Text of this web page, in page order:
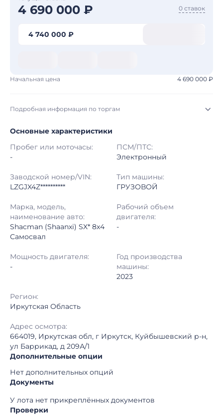
4 690 000 ₽ 0 ставок
4 740 000 ₽
Начальная цена 4 690 000 ₽
Подробная информация по торгам
Начало торгов: 04.08.2026, 02:27 МСК
12.08.2026, 01:50 МСК
Тип аукциона: Открытые торги
Шаг торгов: 50 000 ₽
Кол-во ставок:
Регион: Иркутская Область
Основные характеристики
Пробег или моточасы:
-
ПСМ/ПТС:
Электронный
Заводской номер/VIN:
LZGJX4Z**********
Тип машины:
ГРУЗОВОЙ
Марка, модель,
наименование авто:
Shacman (Shaanxi) SX* 8x4
Самосвал
Рабочий объем
двигателя:
-
Мощность двигателя:
-
Год производства
машины:
2023
Регион:
Иркутская Область
Адрес осмотра:
664019, Иркутская обл, г Иркутск, Куйбышевский р-н,
ул Баррикад, д 209А/1
Дополнительные опции
Нет дополнительных опций
Документы
У лота нет прикреплённых документов
Проверки